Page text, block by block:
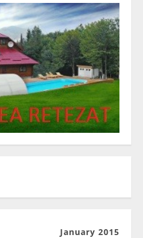
January 2015